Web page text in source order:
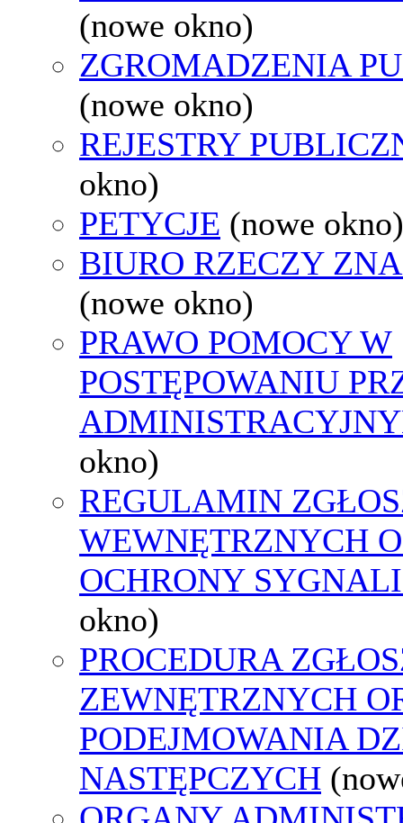
(nowe okno)
ZGROMADZENIA
(nowe okno)
REJESTRY
okno)
PETYCJE (nowe okno)
BIURO RZECZY
(nowe okno)
PRAWO POMOCY W
POSTĘPOWANIU
okno)
REGULAMIN
WEWNĘTRZNYCH
OCHRONY
okno)
PROCEDURA
ZEWNĘTRZNYCH
PODEJMOWANIA
NASTĘPCZYCH